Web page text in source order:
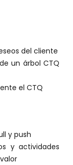
del cliente
un árbol CTQ
el CTQ
y push
y actividades